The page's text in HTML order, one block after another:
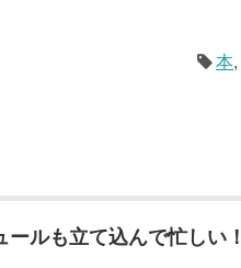
本
ールも立て込んで忙しい